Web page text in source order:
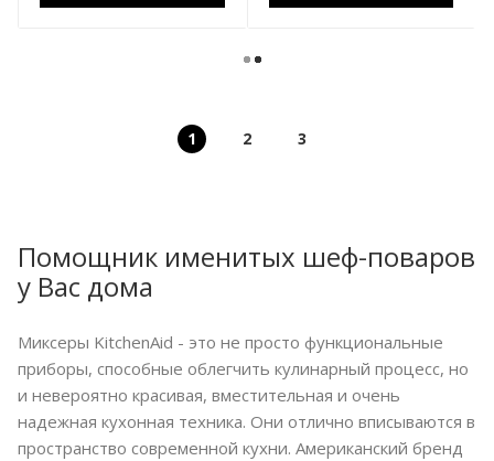
1 2 3
Помощник именитых шеф-поваров
у Вас дома
Миксеры KitchenAid - это не просто функциональные
приборы, способные облегчить кулинарный процесс, но
и невероятно красивая, вместительная и очень
надежная кухонная техника. Они отлично вписываются в
пространство современной кухни. Американский бренд